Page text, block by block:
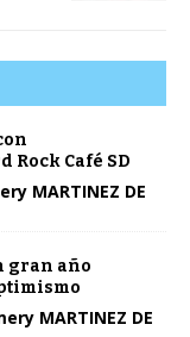
Rock Café SD
MARTINEZ DE
gran año
MARTINEZ DE